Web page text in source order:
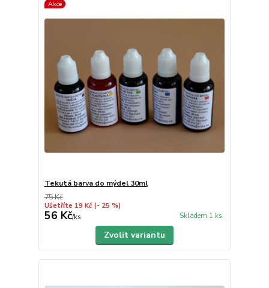
Akce
Tekutá barva do mýdel 30ml
75 Kč
Ušetříte 19 Kč (- 25 %)
56 Kč/ks Skladem 1 ks
Zvolit variantu